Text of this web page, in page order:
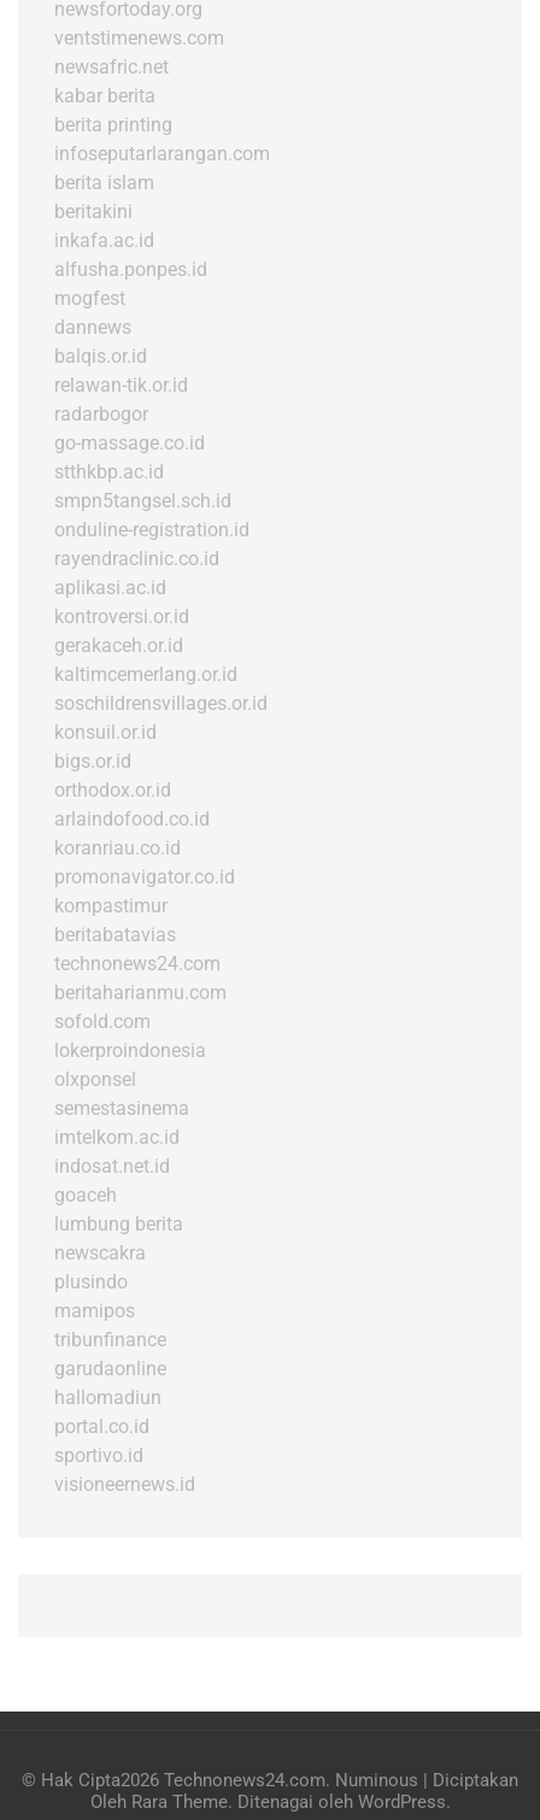
newsfortoday.org
ventstimenews.com
newsafric.net
kabar berita
berita printing
infoseputarlarangan.com
berita islam
beritakini
inkafa.ac.id
alfusha.ponpes.id
mogfest
dannews
balqis.or.id
relawan-tik.or.id
radarbogor
go-massage.co.id
stthkbp.ac.id
smpn5tangsel.sch.id
onduline-registration.id
rayendraclinic.co.id
aplikasi.ac.id
kontroversi.or.id
gerakaceh.or.id
kaltimcemerlang.or.id
soschildrensvillages.or.id
konsuil.or.id
bigs.or.id
orthodox.or.id
arlaindofood.co.id
koranriau.co.id
promonavigator.co.id
kompastimur
beritabatavias
technonews24.com
beritaharianmu.com
sofold.com
lokerproindonesia
olxponsel
semestasinema
imtelkom.ac.id
indosat.net.id
goaceh
lumbung berita
newscakra
plusindo
mamipos
tribunfinance
garudaonline
hallomadiun
portal.co.id
sportivo.id
visioneernews.id
© Hak Cipta2026 Technonews24.com. Numinous | Diciptakan
Oleh Rara Theme. Ditenagai oleh WordPress.